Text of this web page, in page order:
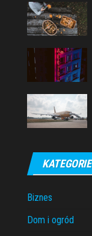
KATEGORIE
Biznes
Dom i ogród